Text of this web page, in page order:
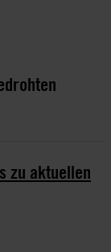
zu aktuellen